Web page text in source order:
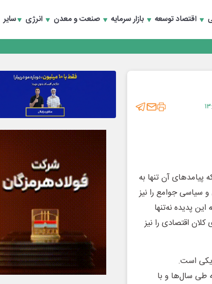
اقتصاد توسعه بازار سرمایه صنعت و معدن انرژی سایر
و همگرایی منطقه‌ای
پیامدهای آن تنها به
سیاسی جوامع را نیز
پدیده نه‌تنها
اقتصادی را نیز
است.
طی سال‌ها و با